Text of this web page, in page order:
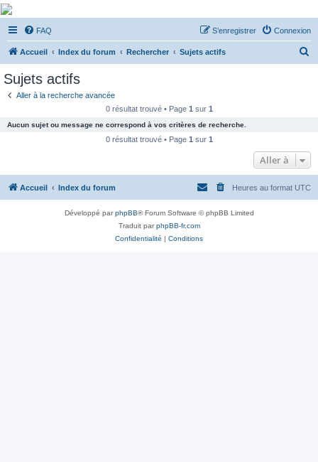
De Musicae Militari -
Forums
Forums de discussions
FAQ Connexion
S’enregistrer
Accueil Index du forum Rechercher Sujets actifs
c
e
Sujets actifs
Aller à la recherche avancée
0 résultat trouvé • Page 1 sur 1
Aucun sujet ou message ne correspond à vos critères de recherche.
0 résultat trouvé • Page 1 sur 1
Aller à
Accueil Index du forum Heures au format UTC
Développé parphpBB® Forum Software © phpBB Limited
Traduit parphpBB-fr.com
Confidentialité | Conditions